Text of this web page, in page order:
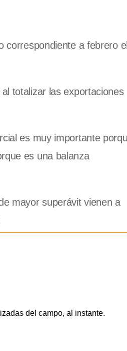
correspondiente a febrero el
totalizar las exportaciones
es muy importante
es una balanza
mayor superávit vienen a
del campo, al instante.